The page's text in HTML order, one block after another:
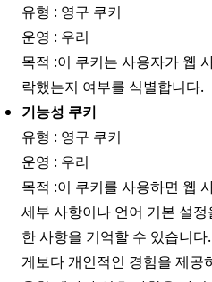
유형 : 영구 쿠키
운영 : 우리
목적 :이 쿠키는 사용자가 웹
락했는지 여부를 식별합니다.
기능성 쿠키
유형 : 영구 쿠키
운영 : 우리
목적 :이 쿠키를 사용하면 웹
세부 사항이나 언어 기본 설
한 사항을 기억할 수 있습니
게보다 개인적인 경험을 제공